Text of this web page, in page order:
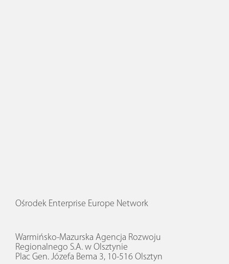
Ośrodek Enterprise Europe Network
Warmińsko-Mazurska Agencja Rozwoju
Regionalnego S.A. w Olsztynie
Plac Gen. Józefa Bema 3, 10-516 Olsztyn